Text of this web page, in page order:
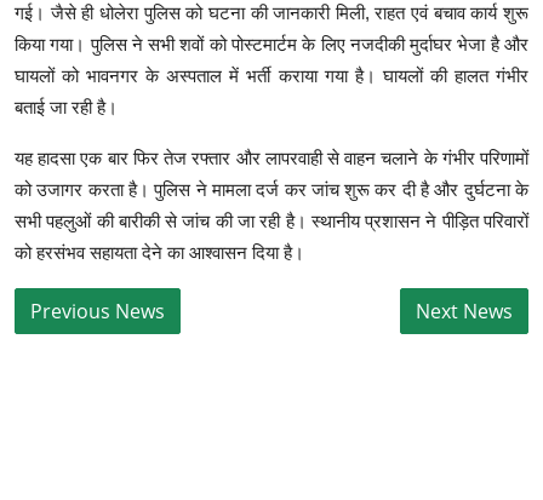
गई। जैसे ही धोलेरा पुलिस को घटना की जानकारी मिली, राहत एवं बचाव कार्य शुरू
किया गया। पुलिस ने सभी शवों को पोस्टमार्टम के लिए नजदीकी मुर्दाघर भेजा है और
घायलों को भावनगर के अस्पताल में भर्ती कराया गया है। घायलों की हालत गंभीर
बताई जा रही है।
यह हादसा एक बार फिर तेज रफ्तार और लापरवाही से वाहन चलाने के गंभीर परिणामों
को उजागर करता है। पुलिस ने मामला दर्ज कर जांच शुरू कर दी है और दुर्घटना के
सभी पहलुओं की बारीकी से जांच की जा रही है। स्थानीय प्रशासन ने पीड़ित परिवारों
को हरसंभव सहायता देने का आश्वासन दिया है।